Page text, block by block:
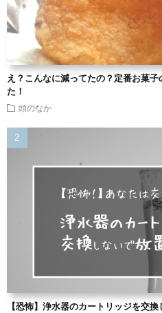
え？こんなに減ってたの？定番お菓
た！
頭のなか
【恐怖】浄水器のカートリッジを交